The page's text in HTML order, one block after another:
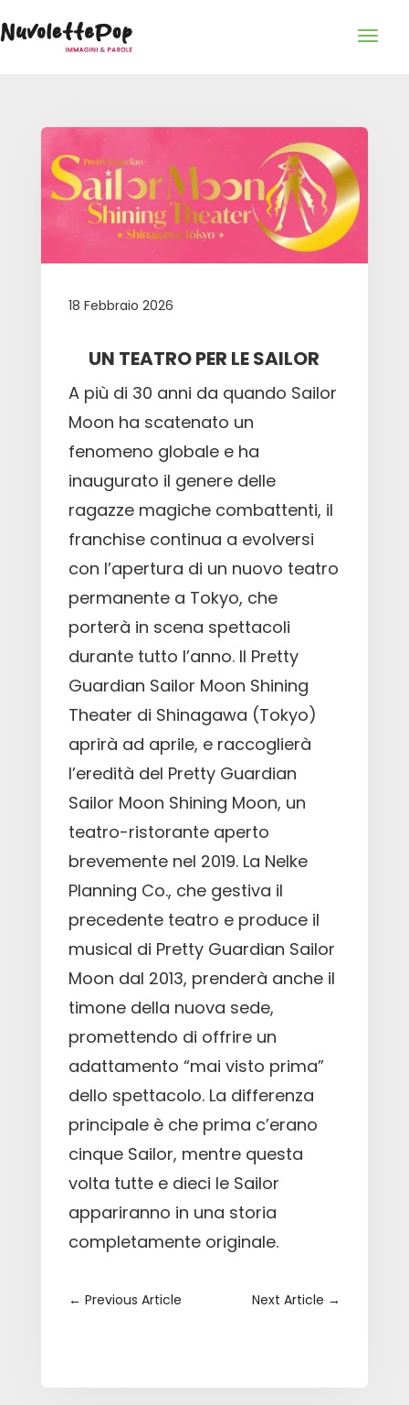
18 Febbraio 2026
UN TEATRO PER LE SAILOR
A più di 30 anni da quando Sailor
Moon ha scatenato un
fenomeno globale e ha
inaugurato il genere delle
ragazze magiche combattenti, il
franchise continua a evolversi
con l’apertura di un nuovo teatro
permanente a Tokyo, che
porterà in scena spettacoli
durante tutto l’anno. Il Pretty
Guardian Sailor Moon Shining
Theater di Shinagawa (Tokyo)
aprirà ad aprile, e raccoglierà
l’eredità del Pretty Guardian
Sailor Moon Shining Moon, un
teatro-ristorante aperto
brevemente nel 2019. La Nelke
Planning Co., che gestiva il
precedente teatro e produce il
musical di Pretty Guardian Sailor
Moon dal 2013, prenderà anche il
timone della nuova sede,
promettendo di offrire un
adattamento “mai visto prima”
dello spettacolo. La differenza
principale è che prima c’erano
cinque Sailor, mentre questa
volta tutte e dieci le Sailor
appariranno in una storia
completamente originale.
← Previous Article Next Article →